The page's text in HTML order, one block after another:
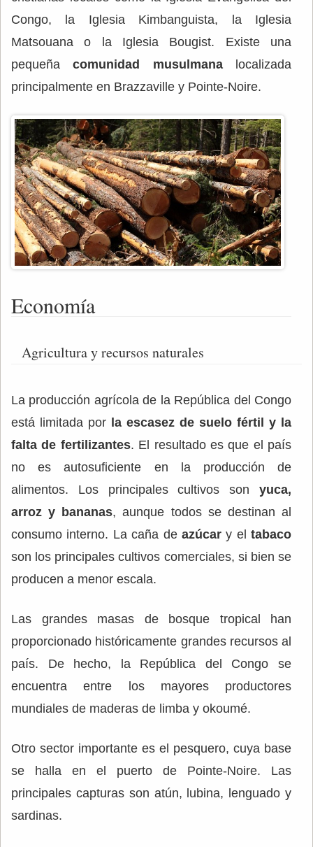
Congo, la Iglesia Kimbanguista, la Iglesia
Matsouana o la Iglesia Bougist. Existe una
pequeñacomunidad musulmanalocalizada
principalmente en Brazzaville y Pointe-Noire.
Economía
Agricultura y recursos naturales
La producción agrícola de la República del Congo
está limitada por la escasez de suelo fértil y la
falta de fertilizantes. El resultado es que el país
no es autosuficiente en la producción de
alimentos. Los principales cultivos son yuca,
arroz y bananas, aunque todos se destinan al
consumo interno. La caña de azúcary el tabaco
son los principales cultivos comerciales, si bien se
producen a menor escala.
Las grandes masas de bosque tropical han
proporcionado históricamente grandes recursos al
país. De hecho, la República del Congo se
encuentra entre los mayores productores
mundiales de maderas de limba y okoumé.
Otro sector importante es el pesquero, cuya base
se halla en el puerto de Pointe-Noire. Las
principales capturas son atún, lubina, lenguado y
sardinas.